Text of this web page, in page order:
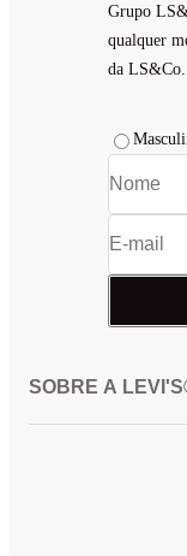
Grupo
qualquer
da LS&Co.
SOBRE A